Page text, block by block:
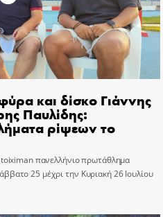
και δίσκο Γιάννης
Παυλίδης:
ρίψεων το
πανελλήνιο πρωτάθλημα
25 μέχρι την Κυριακή 26 Ιουλίου